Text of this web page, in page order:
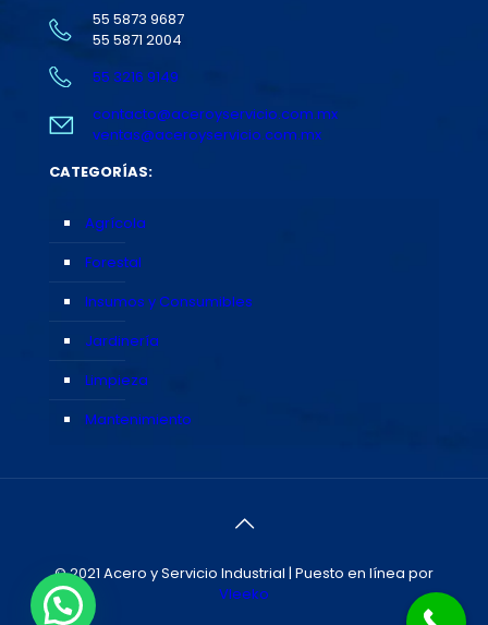
55 5873 9687
55 5871 2004
55 3216 9149
contacto@aceroyservicio.com.mx
ventas@aceroyservicio.com.mx
CATEGORÍAS:
Agrícola
Forestal
Insumos y Consumibles
Jardinería
Limpieza
Mantenimiento
© 2021 Acero y Servicio Industrial | Puesto en línea por
Vleeko